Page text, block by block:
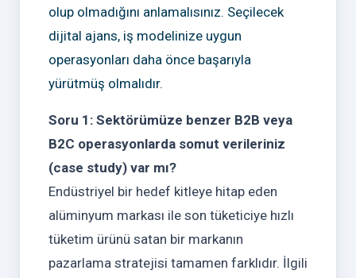
olup olmadığını anlamalısınız. Seçilecek
dijital ajans, iş modelinize uygun
operasyonları daha önce başarıyla
yürütmüş olmalıdır.
Soru 1: Sektörümüze benzer B2B veya
B2C operasyonlarda somut verileriniz
(case study) var mı?
Endüstriyel bir hedef kitleye hitap eden
alüminyum markası ile son tüketiciye hızlı
tüketim ürünü satan bir markanın
pazarlama stratejisi tamamen farklıdır. İlgili